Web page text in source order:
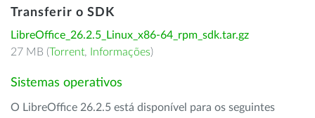
Transferir o SDK
LibreOffice_26.2.5_Linux_x86-64_rpm_sdk.tar.gz
27 MB (Torrent, Informações)
Sistemas operativos
O LibreOffice 26.2.5 está disponível para os seguintes